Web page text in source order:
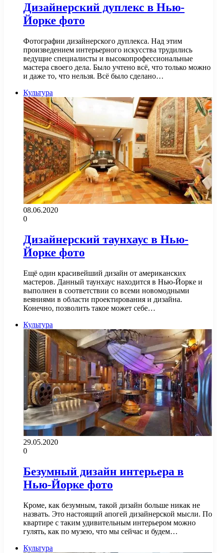
Дизайнерский дуплекс в Нью-
Йорке фото
Фотографии дизайнерского дуплекса. Над этим
произведением интерьерного искусства трудились
ведущие специалисты и высокопрофессиональные
мастера своего дела. Было учтено всё, что только можно
и даже то, что нельзя. Всё было сделано…
Культура
08.06.2020
0
Дизайнерский таунхаус в Нью-
Йорке фото
Ещё один красивейший дизайн от американских
мастеров. Данный таунхаус находится в Нью-Йорке и
выполнен в соответствии со всеми новомодными
веяниями в области проектирования и дизайна.
Конечно, позволить такое может себе…
Культура
29.05.2020
0
Безумный дизайн интерьера в
Нью-Йорке фото
Кроме, как безумным, такой дизайн больше никак не
назвать. Это настоящий апогей дизайнерской мысли. По
квартире с таким удивительным интерьером можно
гулять, как по музею, что мы сейчас и будем…
Культура